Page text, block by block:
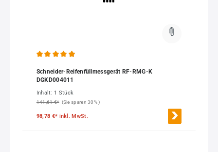
Schneider-Reifenfüllmessgerät RF-RMG-K
DGKD004011
Inhalt: 1 Stück
141,61 €* (Sie sparen 30% )
98,78 €* inkl. MwSt.